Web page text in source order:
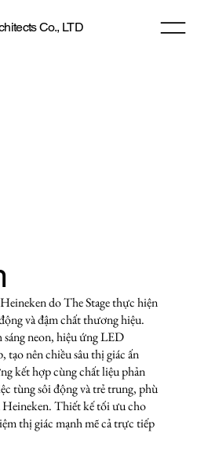
Co., LTD
do The Stage thực hiện
và đậm chất thương hiệu.
neon, hiệu ứng LED
tạo nên chiều sâu thị giác ấn
kết hợp cùng chất liệu phản
tùng sôi động và trẻ trung, phù
Thiết kế tối ưu cho
thị giác mạnh mẽ cả trực tiếp